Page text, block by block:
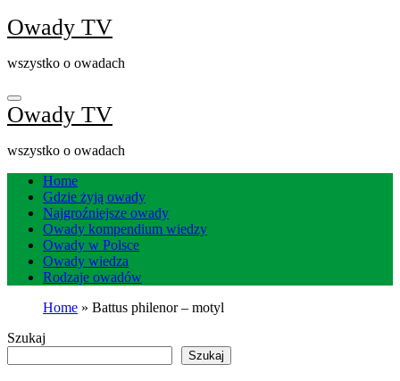
Skip
to
Owady TV
wszystko o owadach
Owady TV
wszystko o owadach
Home
Gdzie żyją owady
Najgroźniejsze owady
Owady kompendium wiedzy
Owady w Polsce
Owady wiedza
Rodzaje owadów
Home » Battus philenor – motyl
Szukaj
Szukaj